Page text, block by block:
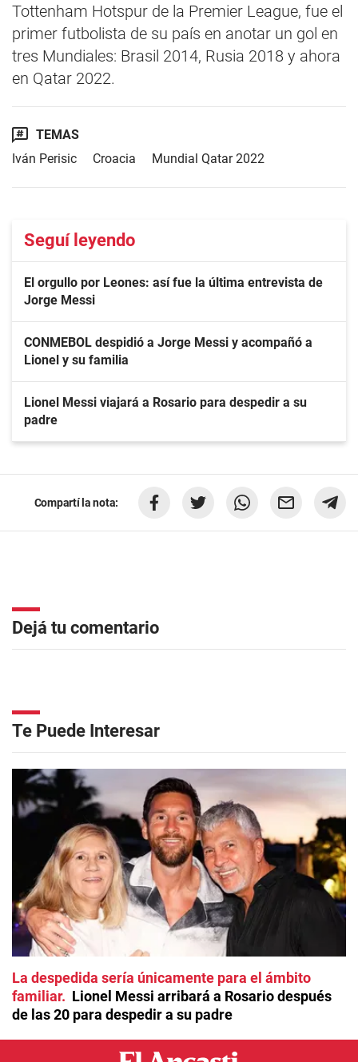
Tottenham Hotspur de la Premier League, fue el
primer futbolista de su país en anotar un gol en
tres Mundiales: Brasil 2014, Rusia 2018 y ahora
en Qatar 2022.
TEMAS
Iván Perisic
Croacia Mundial Qatar 2022
Seguí leyendo
El orgullo por Leones: así fue la última entrevista de
Jorge Messi
CONMEBOL despidió a Jorge Messi y acompañó a
Lionel y su familia
Lionel Messi viajará a Rosario para despedir a su
padre
Compartí la nota:
Dejá tu comentario
Te Puede Interesar
La despedida sería únicamente para el ámbito
familiar
Lionel Messi arribará a Rosario después
de las 20 para despedir a su padre